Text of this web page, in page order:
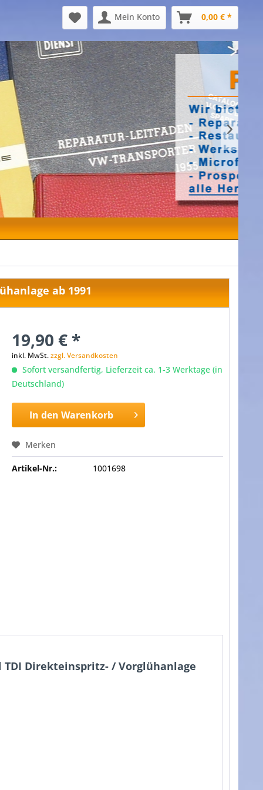
Mein Konto 0,00 € *
ab 1991
19,90 € *
inkl. MwSt.zzgl. Versandkosten
Sofort versandfertig, Lieferzeit ca. 1-3 Werktage (in
Deutschland)
In den Warenkorb
Merken
Artikel-Nr.: 1001698
Direkteinspritz- / Vorglühanlage